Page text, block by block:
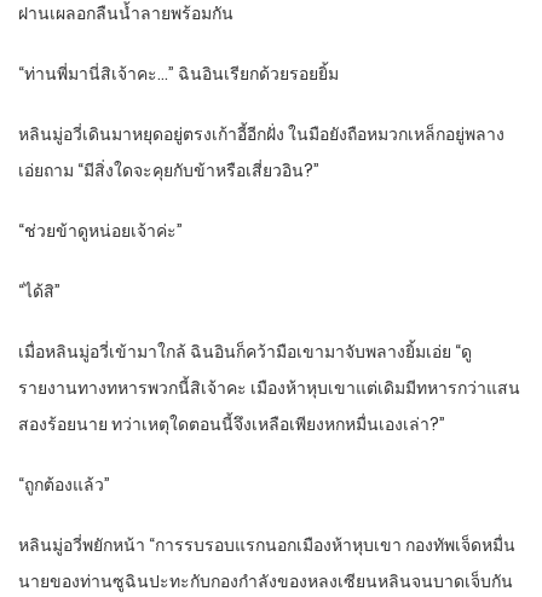
ฝานเผลอกลืนน้ำลายพร้อมกัน
“ท่านพี่มานี่สิเจ้าคะ…” ฉินอินเรียกด้วยรอยยิ้ม
หลินมู่อวี่เดินมาหยุดอยู่ตรงเก้าอี้อีกฝั่ง ในมือยังถือหมวกเหล็กอยู่พลาง
เอ่ยถาม “มีสิ่งใดจะคุยกับข้าหรือเสี่ยวอิน?”
“ช่วยข้าดูหน่อยเจ้าค่ะ”
“ได้สิ”
เมื่อหลินมู่อวี่เข้ามาใกล้ ฉินอินก็คว้ามือเขามาจับพลางยิ้มเอ่ย “ดู
รายงานทางทหารพวกนี้สิเจ้าคะ เมืองห้าหุบเขาแต่เดิมมีทหารกว่าแสน
สองร้อยนาย ทว่าเหตุใดตอนนี้จึงเหลือเพียงหกหมื่นเองเล่า?”
“ถูกต้องแล้ว”
หลินมู่อวี่พยักหน้า “การรบรอบแรกนอกเมืองห้าหุบเขา กองทัพเจ็ดหมื่น
นายของท่านซูฉินปะทะกับกองกำลังของหลงเซียนหลินจนบาดเจ็บกัน